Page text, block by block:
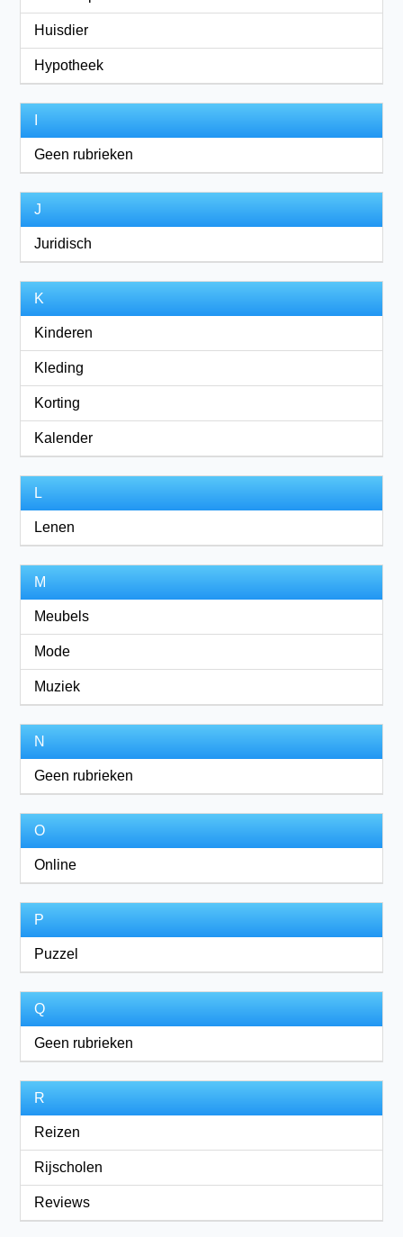
Huisdier
Hypotheek
Geen rubrieken
J
Juridisch
K
Kinderen
Kleding
Korting
Kalender
L
Lenen
M
Meubels
Mode
Muziek
N
Geen rubrieken
O
Online
P
Puzzel
Q
Geen rubrieken
R
Reizen
Rijscholen
Reviews